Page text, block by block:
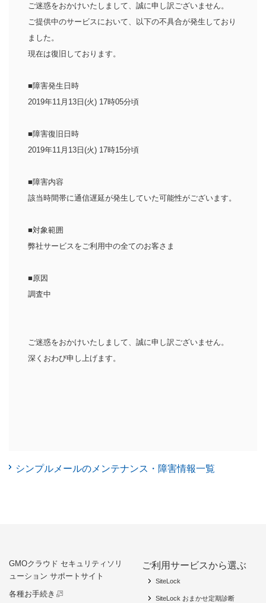
ご迷惑をおかけいたしまして、誠に申し訳ございません。
ご提供中のサービスにおいて、以下の不具合が発生しており
ました。
現在は復旧しております。
■障害発生日時
2019年11月13日(火) 17時05分頃
■障害復旧日時
2019年11月13日(火) 17時15分頃
■障害内容
該当時間帯に通信遅延が発生していた可能性がございます。
■対象範囲
弊社サービスをご利用中の全てのお客さま
■原因
調査中
ご迷惑をおかけいたしまして、誠に申し訳ございません。
深くおわび申し上げます。
シンプルメールのメンテナンス・障害情報一覧
GMOクラウド セキュリティソリ
ューション サポートサイト
各種お手続き
ご利用サービスから選ぶ
SiteLock
SiteLock おまかせ定期診断